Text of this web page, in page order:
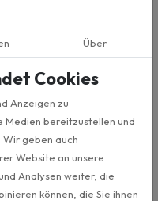
Tanzmusik hören,
das gesamte Hörerlebnis,
verleiht.
eines
Subwoofers ist es wichtig,
um sicherzustellen, dass
Bedürfnisse und Ihr
folgenden Faktoren:
Über
Cookies
Anzeigen zu
Medien bereitzustellen und
geben auch
Website an unsere
Analysen weiter, die
können, die Sie ihnen